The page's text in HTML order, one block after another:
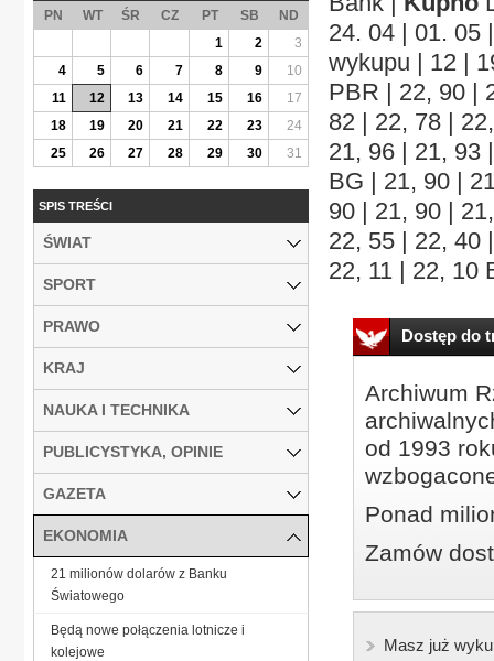
24. 04 | 01. 05
wykupu | 12 |
PBR | 22, 90 |
82 | 22, 78 |
21, 96 | 21, 93
BG | 21, 90 |
90 | 21, 90 |
22, 55 | 22, 40
22, 11 | 22, 10
Dostęp do
Archiwum
od 1993
Ponad
Zamów
Masz już
PN WT ŚR CZ PT SB
ND
1
2
3
4
5 6 7 8 9
10
11
12 13 14 15 16
17
18
19 20 21 22 23
24
25
26 27 28 29 30 31
SPIS TREŚCI
ŚWIAT
SPORT
PRAWO
KRAJ
NAUKA I TECHNIKA
PUBLICYSTYKA, OPINIE
GAZETA
EKONOMIA
21 milionów dolarów z Banku
Światowego
Będą nowe połączenia lotnicze i
kolejowe